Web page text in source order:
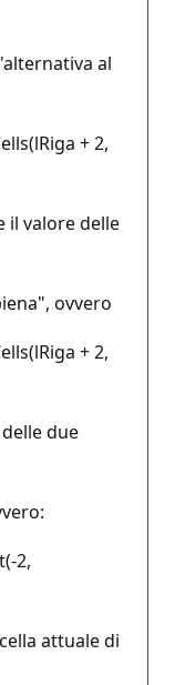
al
+ 2,
valore delle
ovvero
+ 2,
due
2,
attuale di